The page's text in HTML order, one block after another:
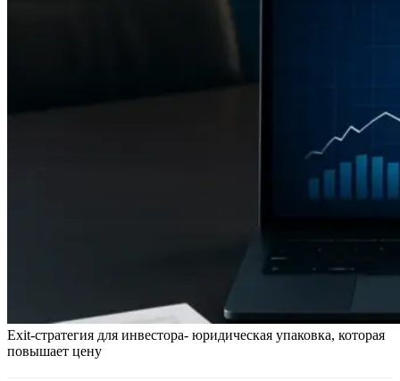
Exit-стратегия для инвестора- юридическая упаковка, которая
повышает цену